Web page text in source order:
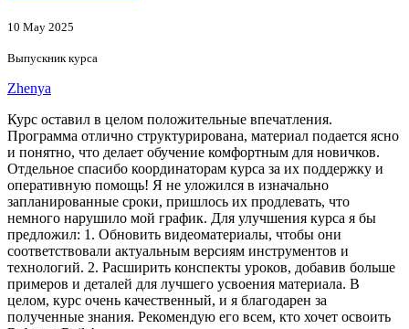
10 May 2025
Выпускник курса
Zhenya
Курс оставил в целом положительные впечатления.
Программа отлично структурирована, материал подается ясно
и понятно, что делает обучение комфортным для новичков.
Отдельное спасибо координаторам курса за их поддержку и
оперативную помощь! Я не уложился в изначально
запланированные сроки, пришлось их продлевать, что
немного нарушило мой график. Для улучшения курса я бы
предложил: 1. Обновить видеоматериалы, чтобы они
соответствовали актуальным версиям инструментов и
технологий. 2. Расширить конспекты уроков, добавив больше
примеров и деталей для лучшего усвоения материала. В
целом, курс очень качественный, и я благодарен за
полученные знания. Рекомендую его всем, кто хочет освоить